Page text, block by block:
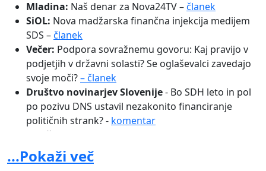
Mladina: Naš denar za Nova24TV –članek
SiOL: Nova madžarska finančna injekcija medijem
SDS –članek
Večer: Podpora sovražnemu govoru: Kaj pravijo v
podjetjih v državni solasti? Se oglaševalci zavedajo
svoje moči?– članek
Društvo novinarjev Slovenije- Bo SDH leto in pol
po pozivu DNS ustavil nezakonito financiranje
političnih strank? - komentar
Pod črto:
brezplačnikov do strankarske televizije –
Večer:Oglasi vojske na Novi24TV: “Predvidevam, da
...Pokaži več